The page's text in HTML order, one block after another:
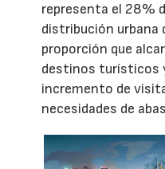
representa el 28%
distribución urbana
proporción que
destinos turísticos
incremento de
necesidades de